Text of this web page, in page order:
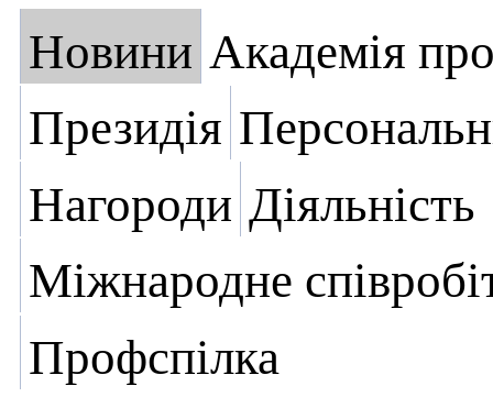
Новини Академія
Президія
Нагороди Діяльність
Міжнародне
Профспілка